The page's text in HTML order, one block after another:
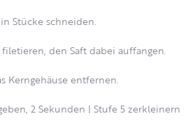
Stücke schneiden.
den Saft dabei auffangen.
Kerngehäuse entfernen.
2 Sekunden | Stufe 5 zerkleinern